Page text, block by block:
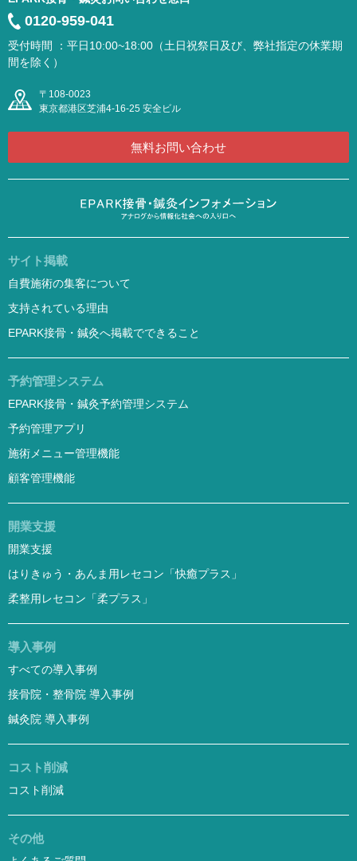
0120-959-041
受付時間 ：平日10:00~18:00（土日祝祭日及び、弊社指定の休業期
間を除く）
〒108-0023
東京都港区芝浦4-16-25 安全ビル
無料お問い合わせ
サイト掲載
自費施術の集客について
支持されている理由
EPARK接骨・鍼灸へ掲載でできること
予約管理システム
EPARK接骨・鍼灸予約管理システム
予約管理アプリ
施術メニュー管理機能
顧客管理機能
開業支援
開業支援
はりきゅう・あんま用レセコン「快癒プラス」
柔整用レセコン「柔プラス」
導入事例
すべての導入事例
接骨院・整骨院 導入事例
鍼灸院 導入事例
コスト削減
コスト削減
その他